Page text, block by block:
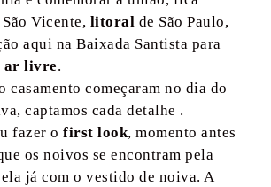
Vicente, litoral de São Paulo,
aqui na Baixada Santista para
ar livre.
casamento começaram no dia do
captamos cada detalhe .
fazer ofirst look, momento antes
os noivos se encontram pela
já com o vestido de noiva. A